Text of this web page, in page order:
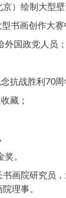
）绘制大型
书画创作大
国政党人员；
抗战胜利70
藏；
。
画院研究员
理事。